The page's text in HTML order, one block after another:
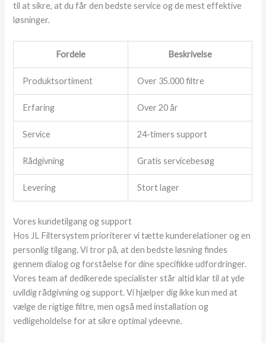
til at sikre, at du får den bedste service og de mest effektive
løsninger.
Fordele Beskrivelse
Produktsortiment Over 35.000 filtre
Erfaring Over 20 år
Service 24-timers support
Rådgivning Gratis servicebesøg
Levering Stort lager
Vores kundetilgang og support
Hos JL Filtersystem prioriterer vi tætte kunderelationer og en
personlig tilgang. Vi tror på, at den bedste løsning findes
gennem dialog og forståelse for dine specifikke udfordringer.
Vores team af dedikerede specialister står altid klar til at yde
uvildig rådgivning og support. Vi hjælper dig ikke kun med at
vælge de rigtige filtre, men også med installation og
vedligeholdelse for at sikre optimal ydeevne.